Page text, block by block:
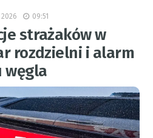
09:51
strażaków w
rozdzielni i alarm
węgla